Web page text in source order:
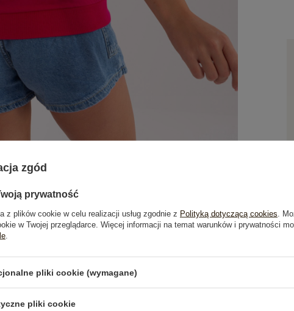
i reklamacje
zgód
prywatność
z plików cookie w celu realizacji usług zgodnie z Polityką dotyczącą cookies .
w Twojej przeglądarce. Więcej informacji na temat warunków i prywatności
pliki cookie (wymagane)
pliki cookie